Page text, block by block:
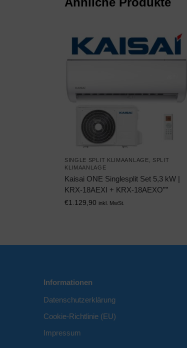
SINGLE SPLIT KLIMAANLAGE
SPLIT
KLIMAANLAGE
Kaisai ONE Singlesplit Set 5,3 kW |
KRX-18AEXI + KRX-18AEXO””
€1.129,90 inkl. MwSt.
Informationen
Datenschutzerklärung
Cookie-Richtlinie (EU)
Impressum